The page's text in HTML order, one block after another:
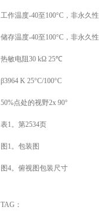
工作温度-40至100°C，非永久性
储存温度-40至100°C，非永久性
热敏电阻30 kΩ 25℃
β3964 K 25°C/100°C
50%点处的视野2x 90°
表1。第2534页
图1。包装图
图4。俯视图包装尺寸
TAG：